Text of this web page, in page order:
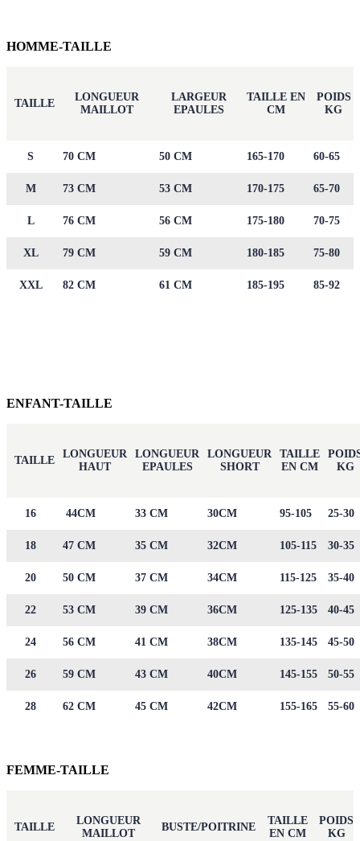
HOMME-TAILLE
TAILLE
LONGUEUR
MAILLOT
LARGEUR
EPAULES
TAILLE EN
CM
POIDS
KG
S 70 CM 50 CM 165-170 60-65
M 73 CM 53 CM 170-175 65-70
L 76 CM 56 CM 175-180 70-75
XL 79 CM 59 CM 180-185 75-80
XXL 82 CM 61 CM 185-195 85-92
ENFANT-TAILLE
TAILLE
LONGUEUR
HAUT
LONGUEUR
EPAULES
LONGUEUR
SHORT
TAILLE
EN CM
KG
16 44CM 33 CM 30CM 95-105 25-30
18 47 CM 35 CM 32CM 105-115 30-35
20 50 CM 37 CM 34CM 115-125 35-40
22 53 CM 39 CM 36CM 125-135 40-45
24 56 CM 41 CM 38CM 135-145 45-50
26 59 CM 43 CM 40CM 145-155 50-55
28 62 CM 45 CM 42CM 155-165 55-60
FEMME-TAILLE
TAILLE
LONGUEUR
MAILLOT
BUSTE/POITRINE
TAILLE
EN CM
POIDS
KG